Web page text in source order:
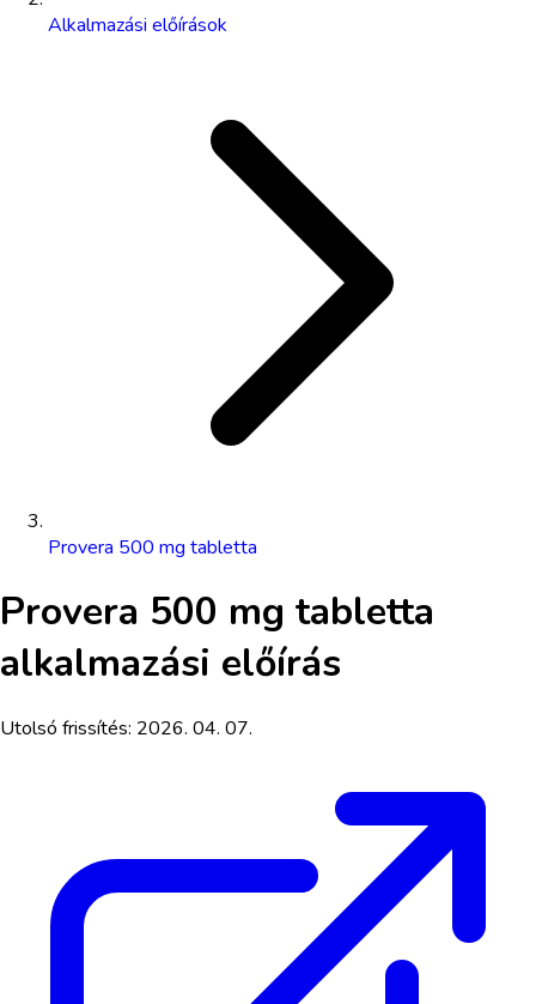
Alkalmazási előírások
Provera 500 mg tabletta
Provera 500 mg tabletta
alkalmazási előírás
Utolsó frissítés: 2026. 04. 07.